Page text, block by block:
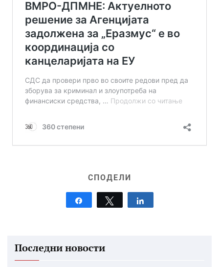
СПОДЕЛИ
Tweet
Последни новости